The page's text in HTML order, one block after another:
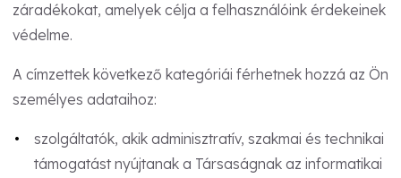
záradékokat, amelyek célja a felhasználóink érdekeinek
védelme.
A címzettek következő kategóriái férhetnek hozzá az Ön
személyes adataihoz:
szolgáltatók, akik adminisztratív, szakmai és technikai
támogatást nyújtanak a Társaságnak az informatikai